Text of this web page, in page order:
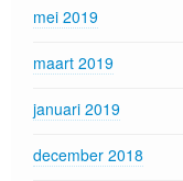
mei 2019
maart 2019
januari 2019
december 2018